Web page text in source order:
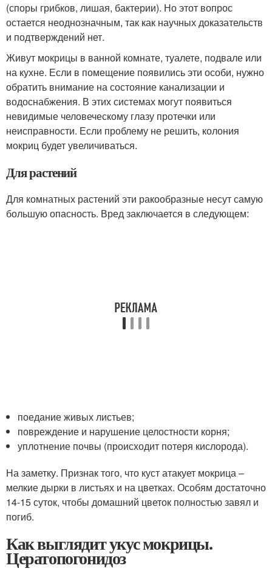
(споры грибков, лишая, бактерии). Но этот вопрос
остается неоднозначным, так как научных доказательств
и подтверждений нет.
Живут мокрицы в ванной комнате, туалете, подвале или
на кухне. Если в помещение появились эти особи, нужно
обратить внимание на состояние канализации и
водоснабжения. В этих системах могут появиться
невидимые человеческому глазу протечки или
неисправности. Если проблему не решить, колония
мокриц будет увеличиваться.
Для растений
Для комнатных растений эти ракообразные несут самую
большую опасность. Вред заключается в следующем:
поедание живых листьев;
повреждение и нарушение целостности корня;
уплотнение почвы (происходит потеря кислорода).
На заметку. Признак того, что куст атакует мокрица –
мелкие дырки в листьях и на цветках. Особям достаточно
14-15 суток, чтобы домашний цветок полностью завял и
погиб.
Как выглядит укус мокрицы.
Цератопогонидоз